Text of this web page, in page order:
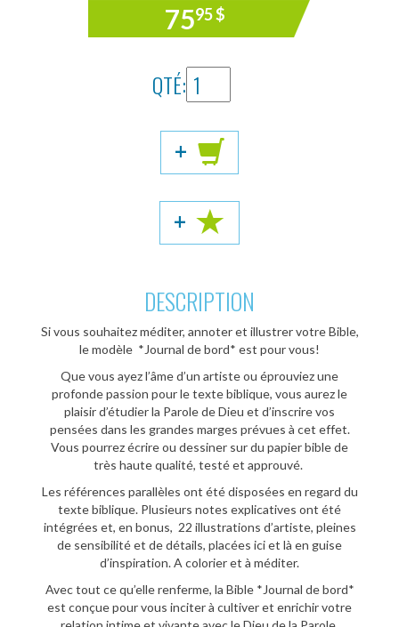
7595$
QTÉ:
+
+
DESCRIPTION
Si vous souhaitez méditer, annoter et illustrer votre Bible,
le modèle *Journal de bord* est pour vous!
Que vous ayez l’âme d’un artiste ou éprouviez une
profonde passion pour le texte biblique, vous aurez le
plaisir d’étudier la Parole de Dieu et d’inscrire vos
pensées dans les grandes marges prévues à cet effet.
Vous pourrez écrire ou dessiner sur du papier bible de
très haute qualité, testé et approuvé.
Les références parallèles ont été disposées en regard du
texte biblique. Plusieurs notes explicatives ont été
intégrées et, en bonus, 22 illustrations d’artiste, pleines
de sensibilité et de détails, placées ici et là en guise
d’inspiration. A colorier et à méditer.
Avec tout ce qu’elle renferme, la Bible *Journal de bord*
est conçue pour vous inciter à cultiver et enrichir votre